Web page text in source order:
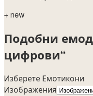
+ new
Подобни
цифрови“
Изберете Емотикони
Изображения